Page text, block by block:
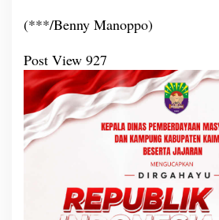
a
s
a
n
(***/Benny Manoppo)
Post View 927